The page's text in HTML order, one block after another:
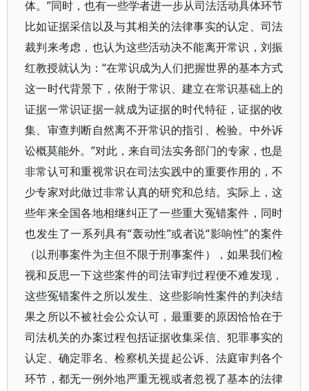
体。”同时，也有一些学者进一步从司法活动具体环节
比如证据采信以及与其相关的法律事实的认定、司法
裁判来考虑，也认为这些活动决不能离开常识，刘振
红教授就认为：“在常识成为人们把握世界的基本方式
这一时代背景下，依附于常识、建立在常识基础上的
证据一常识证据一就成为证据的时代特征，证据的收
集、审查判断自然离不开常识的指引、检验。中外诉
讼概莫能外。”对此，来自司法实务部门的专家，也是
非常认可和重视常识在司法实践中的重要作用的，不
少专家对此做过非常认真的研究和总结。实际上，这
些年来全国各地相继纠正了一些重大冤错案件，同时
也发生了一系列具有“轰动性”或者说“影响性”的案件
（以刑事案件为主但不限于刑事案件），如果我们检
视和反思一下这些案件的司法审判过程便不难发现，
这些冤错案件之所以发生、这些影响性案件的判决结
果之所以不被社会公众认可，最重要的原因恰恰在于
司法机关的办案过程包括证据收集采信、犯罪事实的
认定、确定罪名、检察机关提起公诉、法庭审判各个
环节，都无一例外地严重无视或者忽视了基本的法律